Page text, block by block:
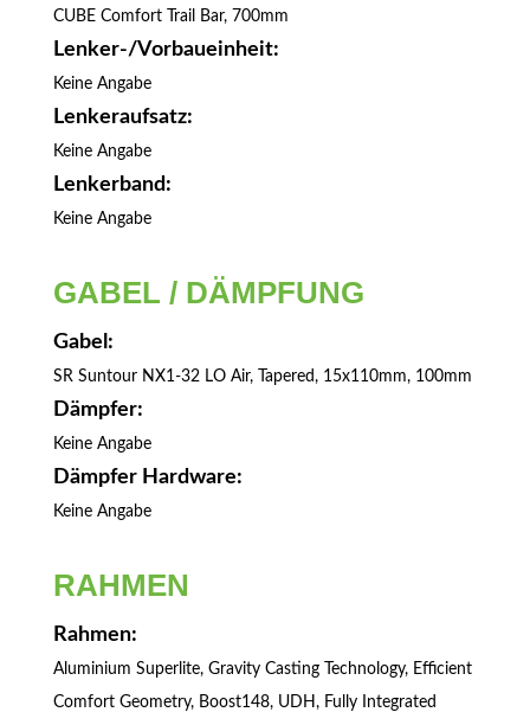
CUBE Comfort Trail Bar, 700mm
Lenker-/Vorbaueinheit:
Keine Angabe
Lenkeraufsatz:
Keine Angabe
Lenkerband:
Keine Angabe
GABEL / DÄMPFUNG
Gabel:
SR Suntour NX1-32 LO Air, Tapered, 15x110mm, 100mm
Dämpfer:
Keine Angabe
Dämpfer Hardware:
Keine Angabe
RAHMEN
Rahmen:
Aluminium Superlite, Gravity Casting Technology, Efficient
Comfort Geometry, Boost148, UDH, Fully Integrated